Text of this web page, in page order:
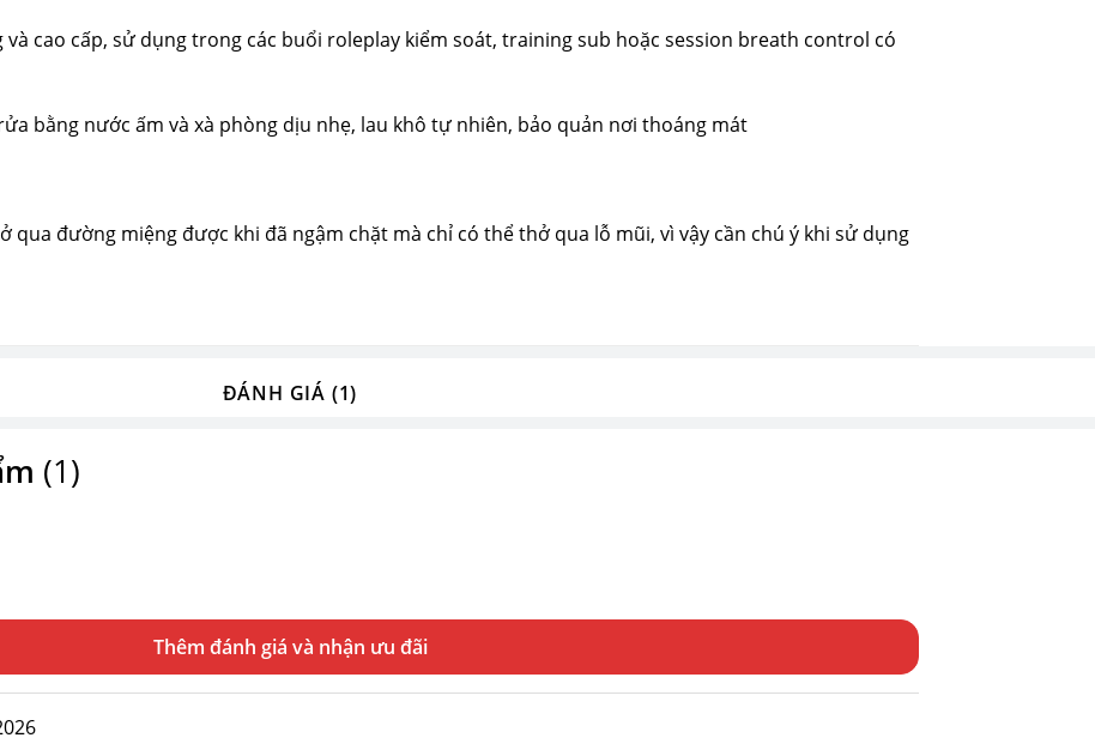
cao cấp, sử dụng trong các buổi roleplay kiểm soát, training sub hoặc session breath control có
bằng nước ấm và xà phòng dịu nhẹ, lau khô tự nhiên, bảo quản nơi thoáng mát
qua đường miệng được khi đã ngậm chặt mà chỉ có thể thở qua lỗ mũi, vì vậy cần chú ý khi sử dụng
ĐÁNH GIÁ (1)
(1)
Thêm đánh giá